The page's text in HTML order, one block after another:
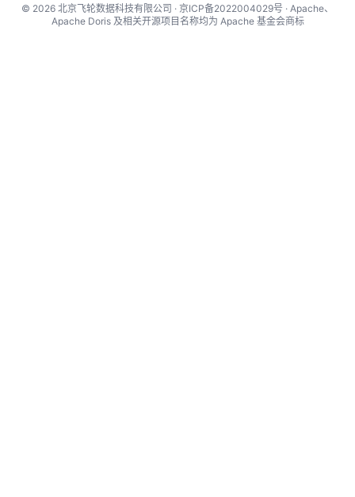
© 2026 北京飞轮数据科技有限公司 · 京ICP备2022004029号 · Apache、
Apache Doris 及相关开源项目名称均为 Apache 基金会商标